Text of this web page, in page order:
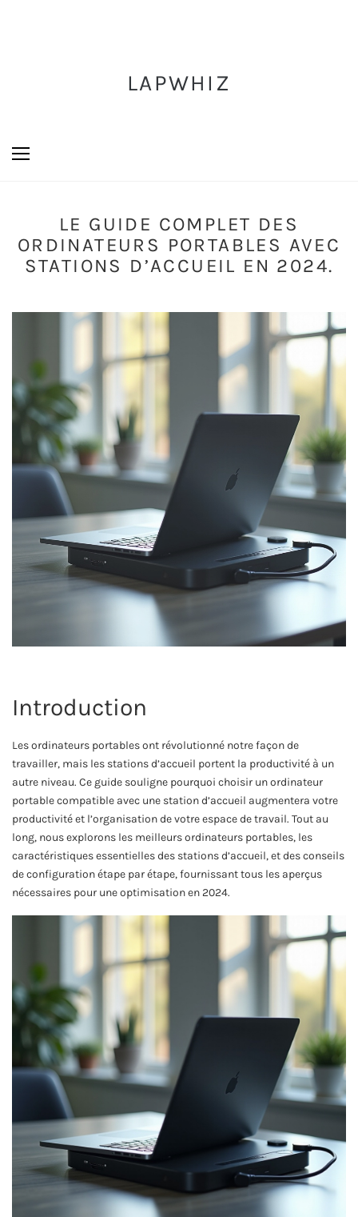
LAPWHIZ
LE GUIDE COMPLET DES
ORDINATEURS PORTABLES AVEC
STATIONS D’ACCUEIL EN 2024.
Introduction
Les ordinateurs portables ont révolutionné notre façon de
travailler, mais les stations d’accueil portent la productivité à un
autre niveau. Ce guide souligne pourquoi choisir un ordinateur
portable compatible avec une station d’accueil augmentera votre
productivité et l’organisation de votre espace de travail. Tout au
long, nous explorons les meilleurs ordinateurs portables, les
caractéristiques essentielles des stations d’accueil, et des conseils
de configuration étape par étape, fournissant tous les aperçus
nécessaires pour une optimisation en 2024.